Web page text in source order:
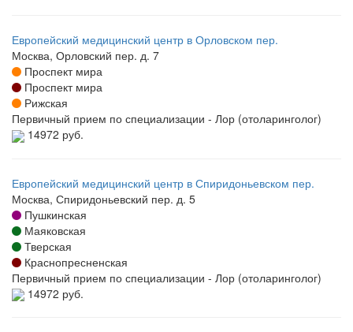
Европейский медицинский центр в Орловском пер.
Москва, Орловский пер. д. 7
Проспект мира
Проспект мира
Рижская
Первичный прием по специализации - Лор (отоларинголог)
14972 руб.
Европейский медицинский центр в Спиридоньевском пер.
Москва, Спиридоньевский пер. д. 5
Пушкинская
Маяковская
Тверская
Краснопресненская
Первичный прием по специализации - Лор (отоларинголог)
14972 руб.